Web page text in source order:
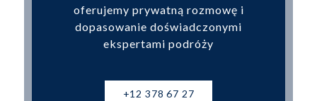
oferujemy prywatną rozmowę i
dopasowanie doświadczonymi
ekspertami podróży
+12 378 67 27